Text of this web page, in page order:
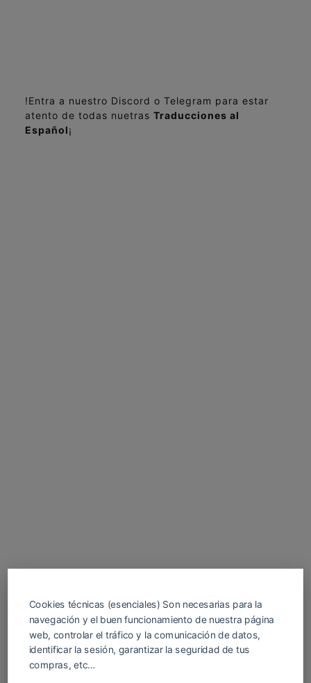
!Entra a nuestro Discord o Telegram para estar
atento de todas nuetras Traducciones al
Español¡
Cookies técnicas (esenciales) Son necesarias para la
navegación y el buen funcionamiento de nuestra página
web, controlar el tráfico y la comunicación de datos,
identificar la sesión, garantizar la seguridad de tus
compras, etc…